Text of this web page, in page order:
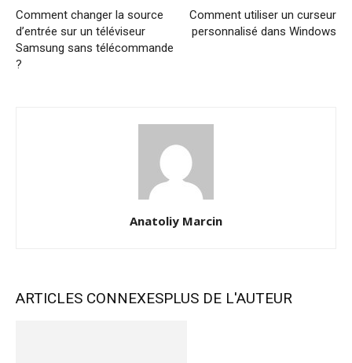
Comment changer la source
d’entrée sur un téléviseur
Samsung sans télécommande
?
Comment utiliser un curseur
personnalisé dans Windows
Anatoliy Marcin
ARTICLES CONNEXESPLUS DE L'AUTEUR